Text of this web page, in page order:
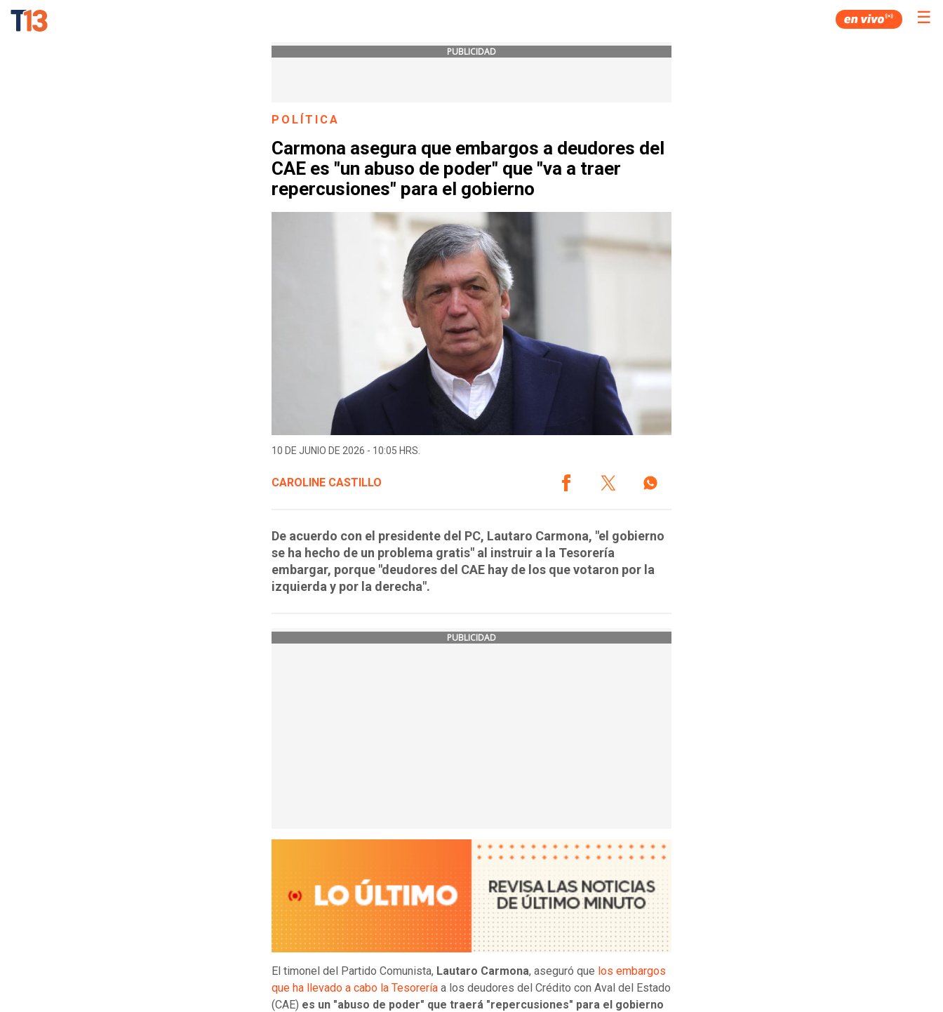
☰
PUBLICIDAD
POLÍTICA
Carmona asegura que embargos a deudores del
CAE es "un abuso de poder" que "va a traer
repercusiones" para el gobierno
10 DE JUNIO DE 2026 - 10:05 HRS.
CAROLINE CASTILLO
De acuerdo con el presidente del PC, Lautaro Carmona, "el gobierno
se ha hecho de un problema gratis" al instruir a la Tesorería
embargar, porque "deudores del CAE hay de los que votaron por la
izquierda y por la derecha".
PUBLICIDAD
El timonel del Partido Comunista, Lautaro Carmona, aseguró que los embargos
que ha llevado a cabo la Tesorería a los deudores del Crédito con Aval del Estado
(CAE) es un "abuso de poder" que traerá "repercusiones" para el gobierno